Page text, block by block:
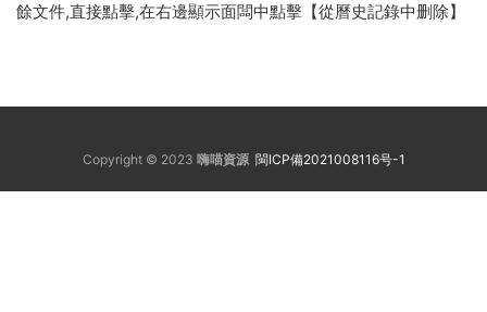
餘文件,直接點擊,在右邊顯示面闆中點擊【從曆史記錄中删除】
Copyright © 2023 嗨喵資源 閩ICP備2021008116号-1